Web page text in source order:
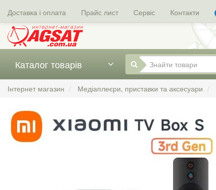
Доставка і оплата Прайс лист Сервіс Контакти
Каталог товарів
Інтернет магазин Медіаплеєри, приставки та аксесуари